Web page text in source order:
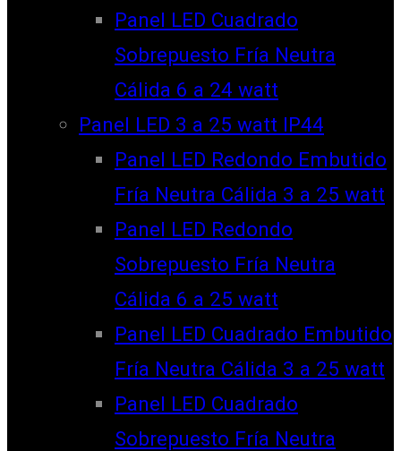
Panel LED Cuadrado
Sobrepuesto Fría Neutra
Cálida 6 a 24 watt
Panel LED 3 a 25 watt IP44
Panel LED Redondo Embutido
Fría Neutra Cálida 3 a 25 watt
Panel LED Redondo
Sobrepuesto Fría Neutra
Cálida 6 a 25 watt
Panel LED Cuadrado Embutido
Fría Neutra Cálida 3 a 25 watt
Panel LED Cuadrado
Sobrepuesto Fría Neutra